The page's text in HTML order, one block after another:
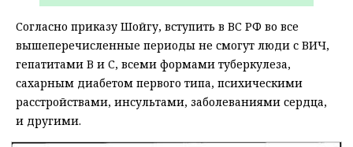
Согласно приказу Шойгу, вступить в ВС РФ во все
вышеперечисленные периоды не смогут люди с ВИЧ,
гепатитами B и C, всеми формами туберкулеза,
сахарным диабетом первого типа, психическими
расстройствами, инсультами, заболеваниями сердца,
и другими.